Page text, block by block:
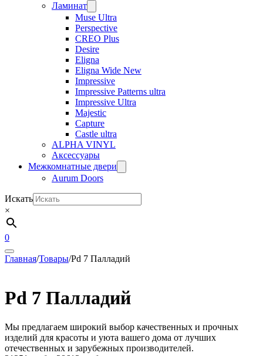
Ламинат
Muse Ultra
Perspective
CREO Plus
Desire
Eligna
Eligna Wide New
Impressive
Impressive Patterns ultra
Impressive Ultra
Majestic
Capture
Castle ultra
ALPHA VINYL
Аксессуары
Межкомнатные двери
Aurum Doors
Искать
×
0
Главная/Товары/Pd 7 Палладий
Pd 7 Палладий
Мы предлагаем широкий выбор качественных и прочных
изделий для красоты и уюта вашего дома от лучших
отечественных и зарубежных производителей.